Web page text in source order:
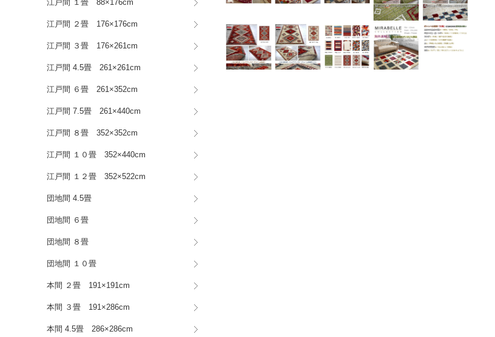
江戸間 １畳 88×176cm
江戸間 ２畳 176×176cm
江戸間 ３畳 176×261cm
江戸間 4.5畳 261×261cm
江戸間 ６畳 261×352cm
江戸間 7.5畳 261×440cm
江戸間 ８畳 352×352cm
江戸間 １０畳 352×440cm
江戸間 １２畳 352×522cm
団地間 4.5畳
団地間 ６畳
団地間 ８畳
団地間 １０畳
本間 ２畳 191×191cm
本間 ３畳 191×286cm
本間 4.5畳 286×286cm